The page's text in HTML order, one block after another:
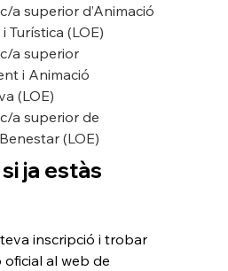
a superior d’Animació
Turística (LOE)
a superior
i Animació
(LOE)
a superior de
(LOE)
ja estàs
inscripció i trobar
al web de